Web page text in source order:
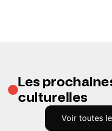
Les
culturelles
Voir toutes